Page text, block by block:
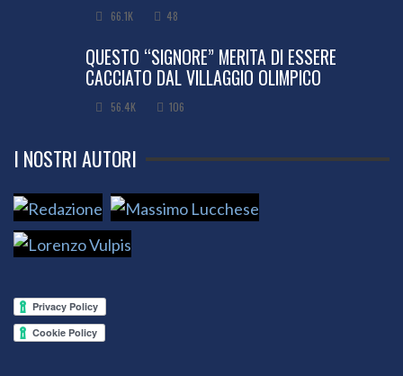
66.1K 48
QUESTO “SIGNORE” MERITA DI ESSERE
CACCIATO DAL VILLAGGIO OLIMPICO
56.4K 106
I NOSTRI AUTORI